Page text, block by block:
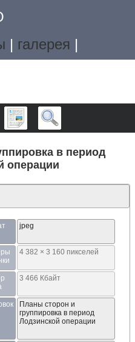
| галерея |
Отчёты
в период
операции
jpeg
4 382 × 3 160 пикселей
3 466 Кбайт
Планы сторон и
группировка в период
Лодзинской операции